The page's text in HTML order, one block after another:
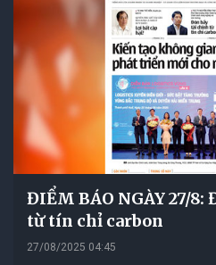
ĐIỂM BÁO NGÀY 27/
từ tín chỉ carbon
27/08/2025 04:45